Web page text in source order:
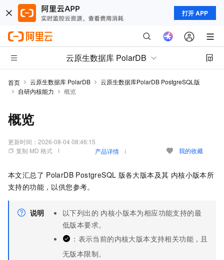
打开 APP
云原生数据库 PolarDB
首页 云原生数据库 PolarDB
云原生数据库PolarDB PostgreSQL版
自研内核能力
概览
概览
更新时间： 2026-08-04 08:46:15
复制 MD 格式
产品详情 我的收藏
本文汇总了 PolarDB PostgreSQL 版各大版本及其 内核小版本所
支持的功能，以供您参考。
说明 以下列出的 内核小版本为相应功能支持的最
低版本要求。
：表示当前的内核大版本支持相关功能，且
无版本限制。